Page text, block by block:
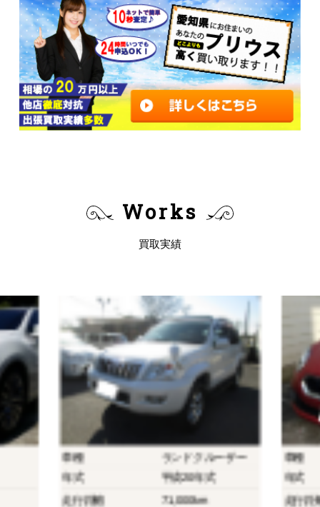
Works
買取実績
車種
ランドクルーザー
年式
平成20年式
走行距離
71,000km
車種
年式
走行距